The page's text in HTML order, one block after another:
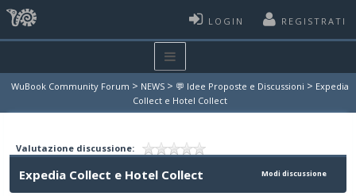
LOGIN REGISTRATI
WuBook Community Forum > NEWS > 💬 Idee Proposte e Discussioni > Expedia
Collect e Hotel Collect
Valutazione discussione:
Modi discussione
Expedia Collect e Hotel Collect